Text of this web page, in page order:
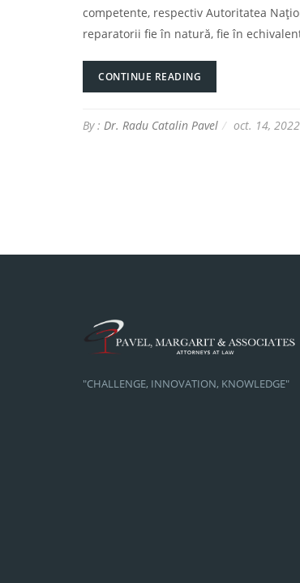
competente, respectiv Autoritatea
reparatorii fie în natură, fie în
CONTINUE READING
By : Dr. Radu Catalin Pavel oct. 14, 2022
"CHALLENGE, INNOVATION, KNOWLEDGE"